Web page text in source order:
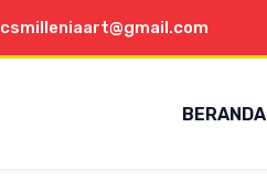
csmilleniaart@gmail.com
BERANDA